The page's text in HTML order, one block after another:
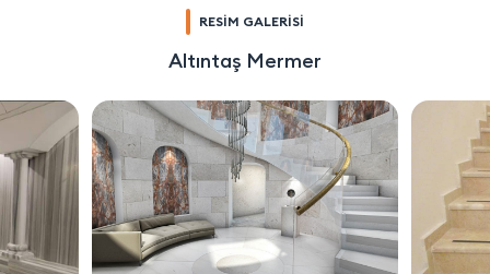
RESİM GALERİSİ
Altıntaş Mermer